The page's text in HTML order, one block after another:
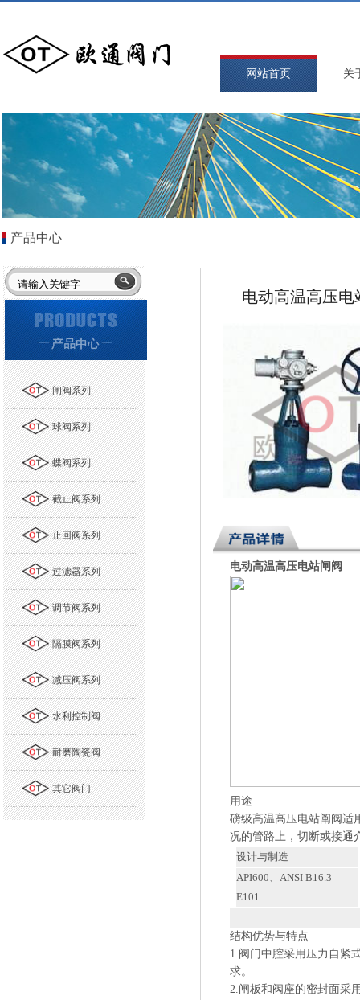
网站首页 关
产品中心
闸阀系列
球阀系列
蝶阀系列
截止阀系列
止回阀系列
过滤器系列
调节阀系列
隔膜阀系列
减压阀系列
水利控制阀
耐磨陶瓷阀
其它阀门
电动高温高压电
电动高温高压电站闸阀
用途
磅级高温高压电站阐阀适
况的管路上，切断或接通
设计与制造
API600、ANSI B16.3
E101
结构优势与特点
1.阀门中腔采用压力自紧
求。
2.闸板和阀座的密封面采